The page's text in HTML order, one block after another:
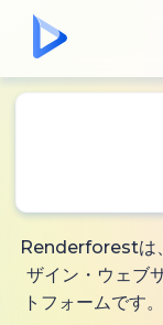
無
Renderforestは
ザイン・ウェブ
トフォームです